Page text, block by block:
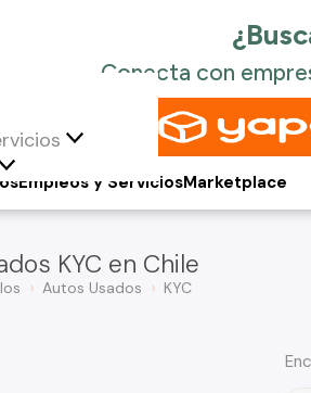
Empleos y ServiciosMarketplace
KYC en Chile
Autos Usados KYC